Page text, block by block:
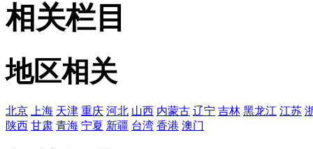
相关栏目
地区相关
北京 上海 天津 重庆 河北 山西 内蒙古 辽宁 吉林 黑龙江 江苏
陕西 甘肃 青海 宁夏 新疆 台湾 香港 澳门